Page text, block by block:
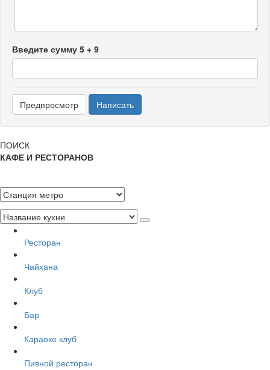
Введите сумму 5 + 9
ПОИСК
КАФЕ И РЕСТОРАНОВ
Ресторан
Чайхана
Клуб
Бар
Караоке клуб
Пивной ресторан